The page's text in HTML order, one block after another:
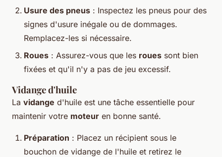
Usure des pneus : Inspectez les pneus pour des
signes d'usure inégale ou de dommages.
Remplacez-les si nécessaire.
Roues : Assurez-vous que les roues sont bien
fixées et qu'il n'y a pas de jeu excessif.
Vidange d'huile
La vidange d'huile est une tâche essentielle pour
maintenir votre moteur en bonne santé.
Préparation : Placez un récipient sous le
bouchon de vidange de l'huile et retirez le